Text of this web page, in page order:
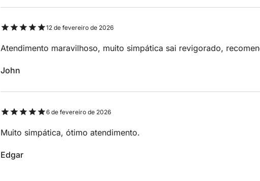
12 de fevereiro de 2026
Atendimento maravilhoso, muito simpática sai revigorado,
John
6 de fevereiro de 2026
Muito simpática, ótimo atendimento.
Edgar